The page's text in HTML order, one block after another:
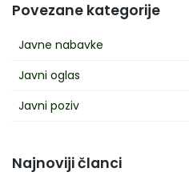
Povezane kategorije
Javne nabavke
Javni oglas
Javni poziv
Najnoviji članci